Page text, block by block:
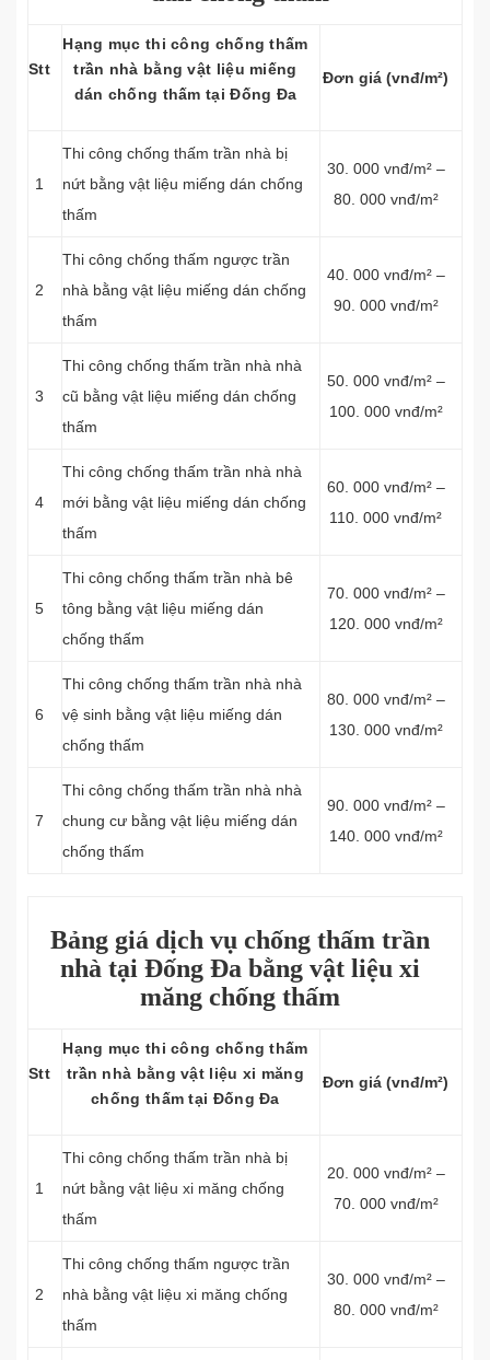
Stt
Hạng mục thi công chống thấm
trần nhà bằng vật liệu miếng
dán chống thấm tại Đống Đa
Đơn giá (vnđ/m²)
1
Thi công chống thấm trần nhà bị
nứt bằng vật liệu miếng dán chống
thấm
30. 000 vnđ/m² –
80. 000 vnđ/m²
2
Thi công chống thấm ngược trần
nhà bằng vật liệu miếng dán chống
thấm
40. 000 vnđ/m² –
90. 000 vnđ/m²
3
Thi công chống thấm trần nhà nhà
cũ bằng vật liệu miếng dán chống
thấm
50. 000 vnđ/m² –
100. 000 vnđ/m²
4
Thi công chống thấm trần nhà nhà
mới bằng vật liệu miếng dán chống
thấm
60. 000 vnđ/m² –
110. 000 vnđ/m²
5
Thi công chống thấm trần nhà bê
tông bằng vật liệu miếng dán
chống thấm
70. 000 vnđ/m² –
120. 000 vnđ/m²
6
Thi công chống thấm trần nhà nhà
vệ sinh bằng vật liệu miếng dán
chống thấm
80. 000 vnđ/m² –
130. 000 vnđ/m²
7
Thi công chống thấm trần nhà nhà
chung cư bằng vật liệu miếng dán
chống thấm
90. 000 vnđ/m² –
140. 000 vnđ/m²
Bảng giá dịch vụ chống thấm trần
nhà tại Đống Đa bằng vật liệu xi
măng chống thấm
Stt
Hạng mục thi công chống thấm
trần nhà bằng vật liệu xi măng
chống thấm tại Đống Đa
Đơn giá (vnđ/m²)
1
Thi công chống thấm trần nhà bị
nứt bằng vật liệu xi măng chống
thấm
20. 000 vnđ/m² –
70. 000 vnđ/m²
2
Thi công chống thấm ngược trần
nhà bằng vật liệu xi măng chống
thấm
30. 000 vnđ/m² –
80. 000 vnđ/m²